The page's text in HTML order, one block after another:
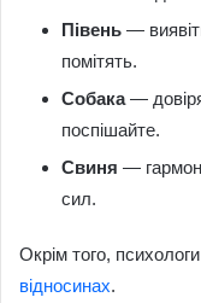
Півень —
помітять.
Собака—
поспішайте.
Свиня —
сил.
Окрім того,
відносинах.